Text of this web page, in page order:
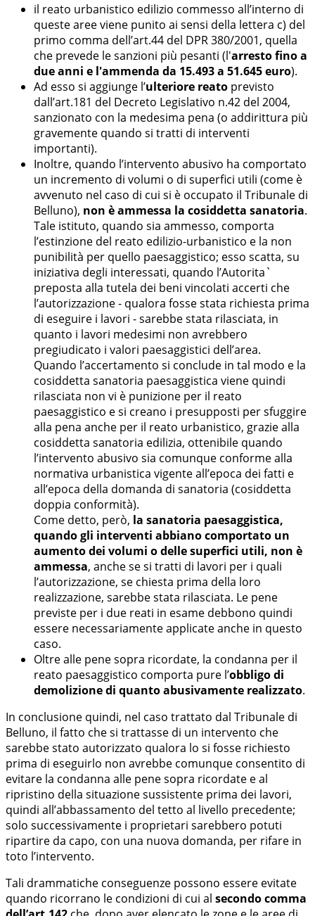
il reato urbanistico edilizio commesso all’interno di
queste aree viene punito ai sensi della lettera c) del
primo comma dell’art.44 del DPR 380/2001, quella
che prevede le sanzioni più pesanti (l'arresto fino a
due anni e l'ammenda da 15.493 a 51.645 euro).
Ad esso si aggiunge l’ulteriore reato previsto
dall’art.181 del Decreto Legislativo n.42 del 2004,
sanzionato con la medesima pena (o addirittura più
gravemente quando si tratti di interventi
importanti).
Inoltre, quando l’intervento abusivo ha comportato
un incremento di volumi o di superfici utili (come è
avvenuto nel caso di cui si è occupato il Tribunale di
Belluno), non è ammessa la cosiddetta sanatoria.
Tale istituto, quando sia ammesso, comporta
l’estinzione del reato edilizio-urbanistico e la non
punibilità per quello paesaggistico; esso scatta, su
iniziativa degli interessati, quando l’Autorita`
preposta alla tutela dei beni vincolati accerti che
l’autorizzazione - qualora fosse stata richiesta prima
di eseguire i lavori - sarebbe stata rilasciata, in
quanto i lavori medesimi non avrebbero
pregiudicato i valori paesaggistici dell’area.
Quando l’accertamento si conclude in tal modo e la
cosiddetta sanatoria paesaggistica viene quindi
rilasciata non vi è punizione per il reato
paesaggistico e si creano i presupposti per sfuggire
alla pena anche per il reato urbanistico, grazie alla
cosiddetta sanatoria edilizia, ottenibile quando
l’intervento abusivo sia comunque conforme alla
normativa urbanistica vigente all’epoca dei fatti e
all’epoca della domanda di sanatoria (cosiddetta
doppia conformità).
Come detto, però, la sanatoria paesaggistica,
quando gli interventi abbiano comportato un
aumento dei volumi o delle superfici utili, non è
ammessa, anche se si tratti di lavori per i quali
l’autorizzazione, se chiesta prima della loro
realizzazione, sarebbe stata rilasciata. Le pene
previste per i due reati in esame debbono quindi
essere necessariamente applicate anche in questo
caso.
Oltre alle pene sopra ricordate, la condanna per il
reato paesaggistico comporta pure l’obbligo di
demolizione di quanto abusivamente realizzato.
In conclusione quindi, nel caso trattato dal Tribunale di
Belluno, il fatto che si trattasse di un intervento che
sarebbe stato autorizzato qualora lo si fosse richiesto
prima di eseguirlo non avrebbe comunque consentito di
evitare la condanna alle pene sopra ricordate e al
ripristino della situazione sussistente prima dei lavori,
quindi all’abbassamento del tetto al livello precedente;
solo successivamente i proprietari sarebbero potuti
ripartire da capo, con una nuova domanda, per rifare in
toto l’intervento.
Tali drammatiche conseguenze possono essere evitate
quando ricorrano le condizioni di cui al secondo comma